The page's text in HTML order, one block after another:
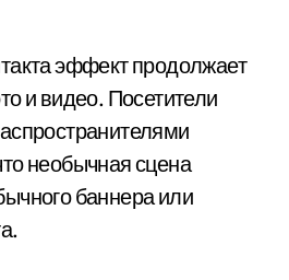
эффект продолжает
и видео. Посетители
необычная сцена
баннера или